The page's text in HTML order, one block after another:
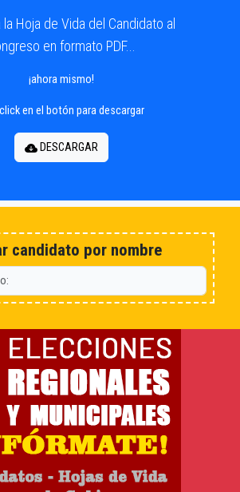
Hoja de Vida del Candidato al
en formato PDF...
¡ahora mismo!
en el botón para descargar
DESCARGAR
candidato por nombre